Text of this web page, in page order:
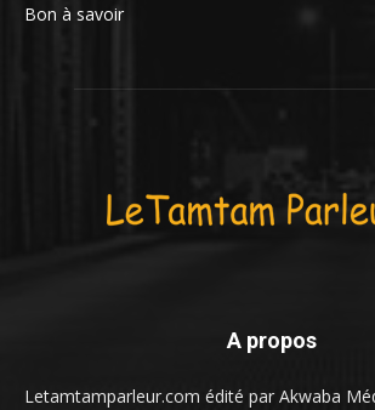
Bon à savoir
A propos
Letamtamparleur.com édité par Akwaba